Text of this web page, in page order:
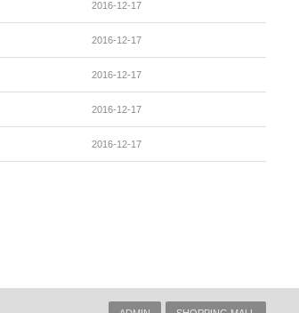
2016-12-17
2016-12-17
2016-12-17
2016-12-17
2016-12-17